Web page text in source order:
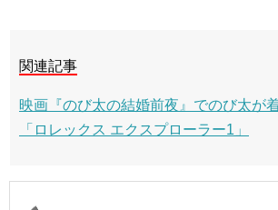
関連記事
映画『のび太の結婚前夜』でのび太が
「ロレックス エクスプローラー1」